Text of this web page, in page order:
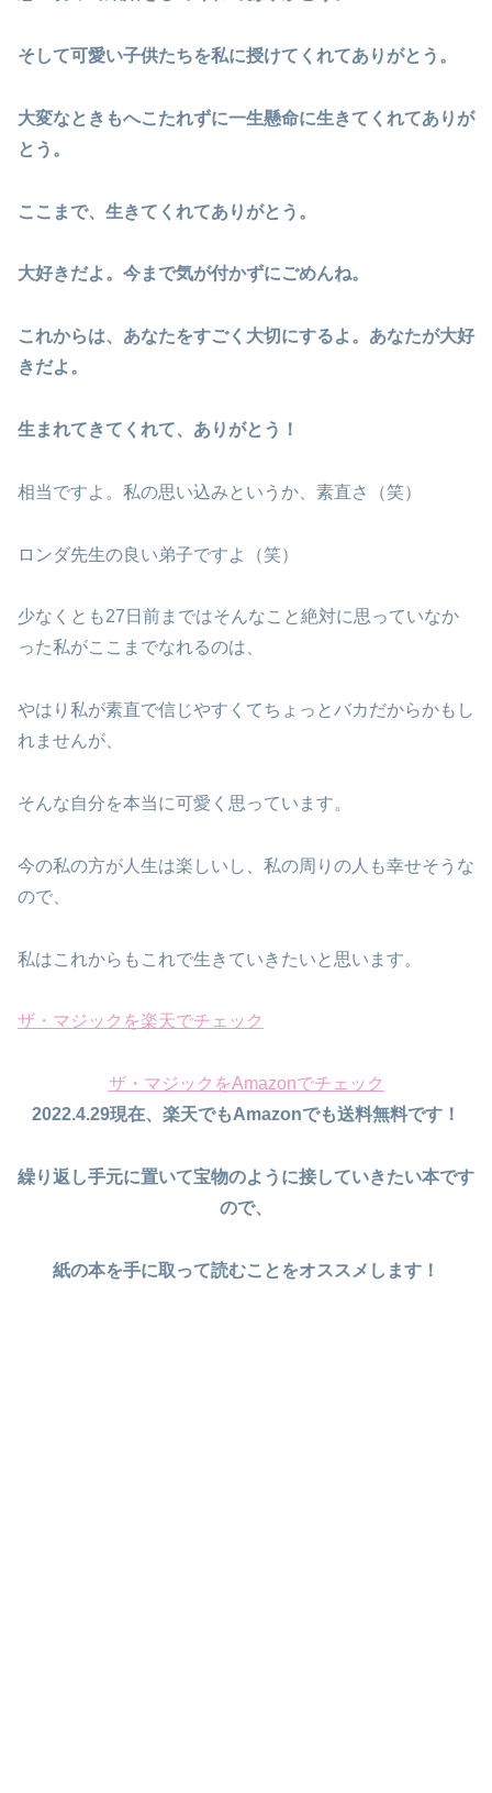
そして可愛い子供たちを私に授けてくれてありがとう。
大変なときもへこたれずに一生懸命に生きてくれてありが
とう。
ここまで、生きてくれてありがとう。
大好きだよ。今まで気が付かずにごめんね。
これからは、あなたをすごく大切にするよ。あなたが大好
きだよ。
生まれてきてくれて、ありがとう！
相当ですよ。私の思い込みというか、素直さ（笑）
ロンダ先生の良い弟子ですよ（笑）
少なくとも27日前まではそんなこと絶対に思っていなか
った私がここまでなれるのは、
やはり私が素直で信じやすくてちょっとバカだからかもし
れませんが、
そんな自分を本当に可愛く思っています。
今の私の方が人生は楽しいし、私の周りの人も幸せそうな
ので、
私はこれからもこれで生きていきたいと思います。
ザ・マジックを楽天でチェック
ザ・マジックをAmazonでチェック
2022.4.29現在、楽天でもAmazonでも送料無料です！
繰り返し手元に置いて宝物のように接していきたい本です
ので、
紙の本を手に取って読むことをオススメします！